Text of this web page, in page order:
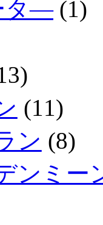
タ―(1)
(11)
ン (8)
ンミー